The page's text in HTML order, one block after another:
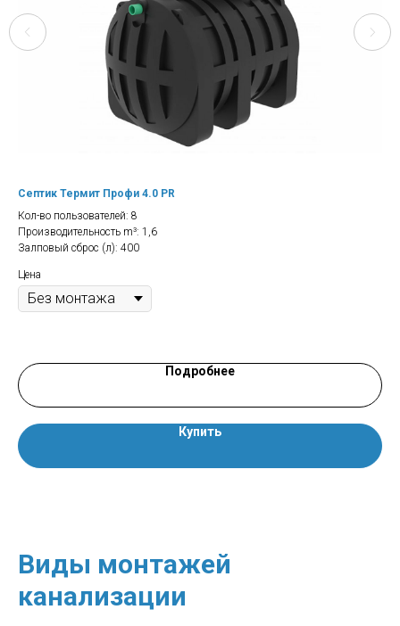
Септик Термит Профи 4.0 PR
Кол-во пользователей: 8
Производительность m³: 1,6
Залповый сброс (л): 400
Цена
Подробнее
Купить
Виды монтажей
канализации